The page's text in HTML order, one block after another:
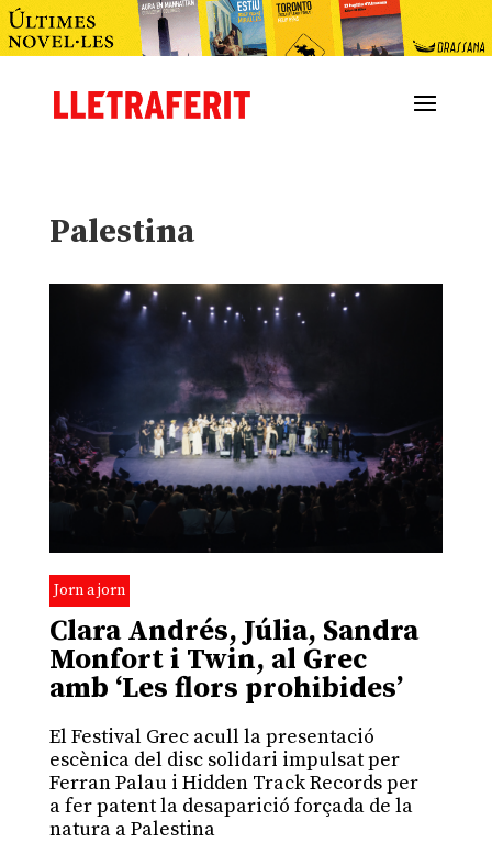
Palestina
Jorn a jorn
Clara Andrés, Júlia, Sandra
Monfort i Twin, al Grec
amb ‘Les flors prohibides’
El Festival Grec acull la presentació
escènica del disc solidari impulsat per
Ferran Palau i Hidden Track Records per
a fer patent la desaparició forçada de la
natura a Palestina